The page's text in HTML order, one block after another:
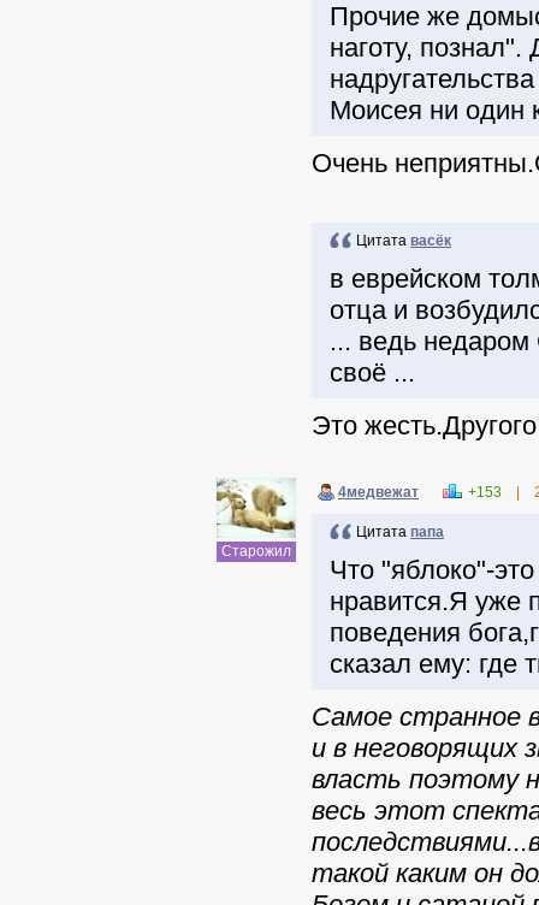
Прочие же
наготу, познал".
Моисея ни один
Очень
Цитата васёк
в еврейском
отца и
... ведь
своё ...
Это
Старожил
4медвежат +153
Цитата папа
Что "яблоко"-
нравится.Я уже
поведения
сказал ему: где
Самое странное
и в неговорящих
власть поэтому
весь этот
такой каким он